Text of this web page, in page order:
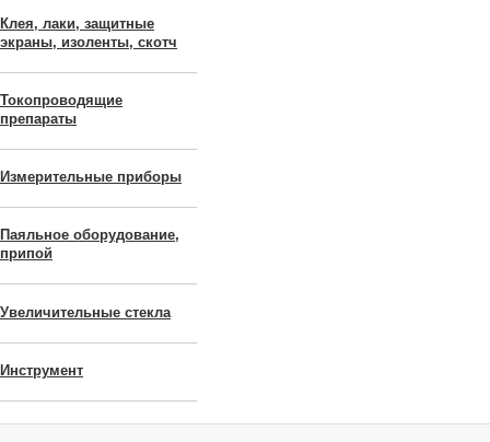
Клея, лаки, защитные
экраны, изоленты, скотч
Токопроводящие
препараты
Измерительные приборы
Паяльное оборудование,
припой
Увеличительные стекла
Инструмент